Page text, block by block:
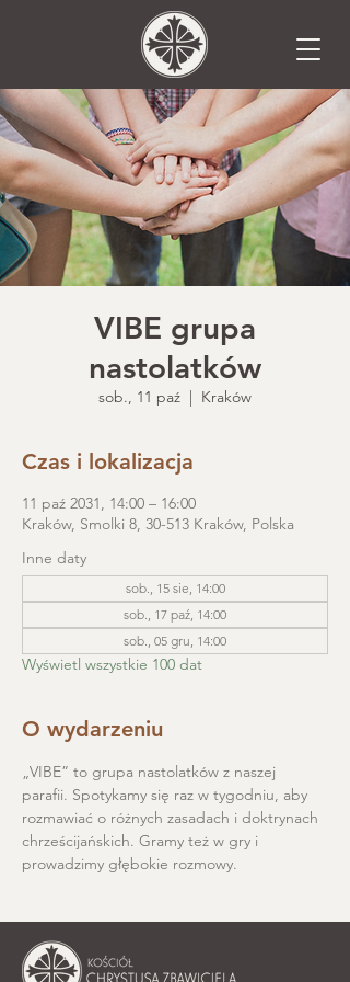
VIBE grupa
nastolatków
sob., 11 paź
  |
Kraków
Czas i lokalizacja
11 paź 2031, 14:00 – 16:00
Kraków, Smolki 8, 30-513 Kraków, Polska
Inne daty
sob., 15 sie, 14:00
sob., 17 paź, 14:00
sob., 05 gru, 14:00
Wyświetl wszystkie 100 dat
O wydarzeniu
„VIBE” to grupa nastolatków z naszej
parafii. Spotykamy się raz w tygodniu, aby
rozmawiać o różnych zasadach i doktrynach
chrześcijańskich. Gramy też w gry i
prowadzimy głębokie rozmowy.